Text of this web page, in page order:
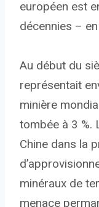
européen est
décennies –
Au début du
représentait
minière
tombée à 3 %.
Chine dans la
minéraux de
menace